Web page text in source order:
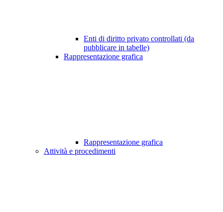
Enti di diritto privato controllati (da
pubblicare in tabelle)
Rappresentazione grafica
Rappresentazione grafica
Attività e procedimenti